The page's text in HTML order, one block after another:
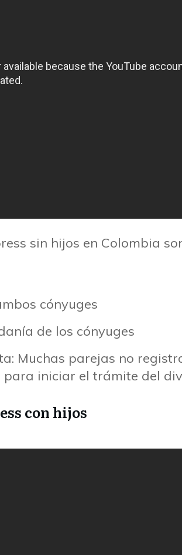
sin hijos en Colombia
cónyuges
de los cónyuges
Muchas parejas no
iniciar el trámite del
con hijos